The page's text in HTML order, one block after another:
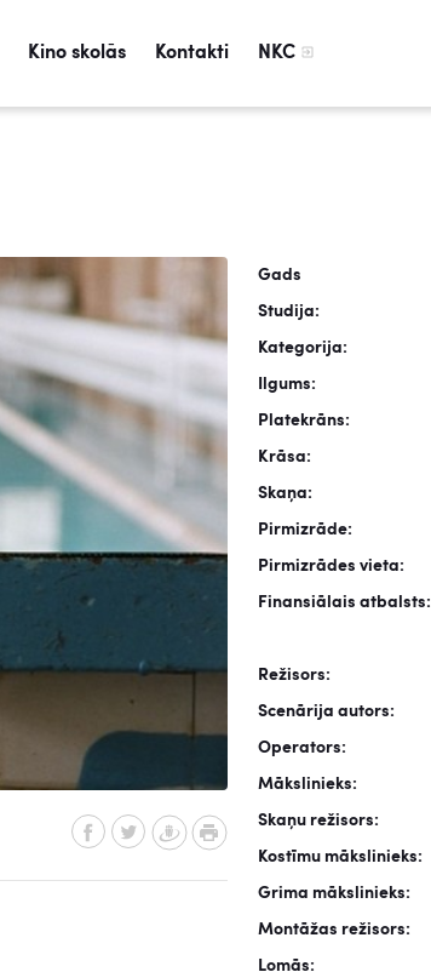
Kino skolās Kontakti NKC
Gads
Studija:
Kategorija:
Ilgums:
Platekrāns:
Krāsa:
Skaņa:
Pirmizrāde:
Pirmizrādes vieta:
Finansiālais atbalsts:
Režisors:
Scenārija autors:
Operators:
Mākslinieks:
Skaņu režisors:
Kostīmu mākslinieks:
Grima mākslinieks:
Montāžas režisors:
Lomās: